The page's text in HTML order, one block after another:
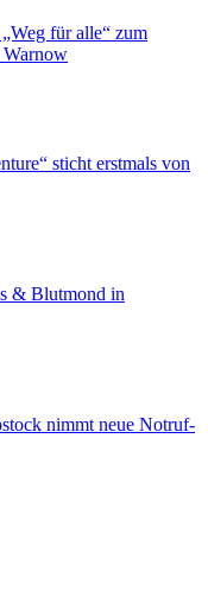
für alle“ zum
Warnow
sticht erstmals von
& Blutmond in
nimmt neue Notruf-